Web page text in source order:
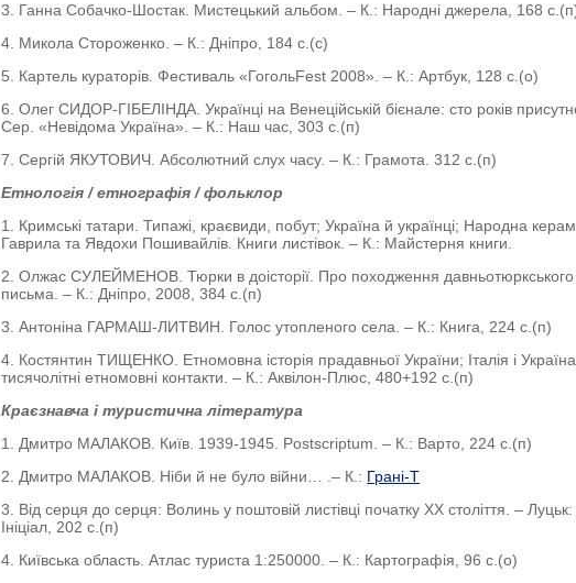
3. Ганна Собачко-Шостак. Мистецький альбом. – К.: Народні джерела, 168
4. Микола Стороженко. – К.: Дніпро, 184 с.(с)
5. Картель кураторів. Фестиваль «ГогольFest 2008». – К.: Артбук, 128 с.(о)
6. Олег СИДОР-ГІБЕЛІНДА. Українці на Венеційській бієнале: сто років
Сер. «Невідома Україна». – К.: Наш час, 303 с.(п)
7. Сергій ЯКУТОВИЧ. Абсолютний слух часу. – К.: Грамота. 312 с.(п)
Етнологія / етнографія / фольклор
1. Кримські татари. Типажі, краєвиди, побут; Україна й українці; Народна
Гаврила та Явдохи Пошивайлів. Книги листівок. – К.: Майстерня книги.
2. Олжас СУЛЕЙМЕНОВ. Тюрки в доісторії. Про походження давньотюркського
письма. – К.: Дніпро, 2008, 384 с.(п)
3. Антоніна ГАРМАШ-ЛИТВИН. Голос утопленого села. – К.: Книга, 224 с.(п)
4. Костянтин ТИЩЕНКО. Етномовна історія прадавньої України; Італія і
тисячолітні етномовні контакти. – К.: Аквілон-Плюс, 480+192 с.(п)
Краєзнавча і туристична література
1. Дмитро МАЛАКОВ. Київ. 1939-1945. Postscriptum. – К.: Варто, 224 с.(п)
2. Дмитро МАЛАКОВ. Ніби й не було війни… .– К.: Грані-Т
3. Від серця до серця: Волинь у поштовій листівці початку ХХ століття. – Луцьк:
Ініціал, 202 с.(п)
4. Київська область. Атлас туриста 1:250000. – К.: Картографія, 96 с.(о)